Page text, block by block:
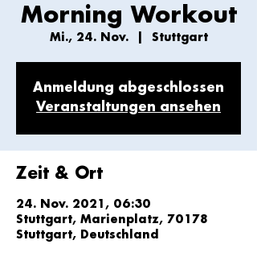
Morning Workout
Mi., 24. Nov.
  |
Stuttgart
Anmeldung abgeschlossen
Veranstaltungen ansehen
Zeit & Ort
24. Nov. 2021, 06:30
Stuttgart, Marienplatz, 70178
Stuttgart, Deutschland